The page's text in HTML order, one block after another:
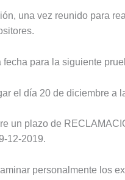
una vez reunido para
fecha para la siguiente
el día 20 de diciembre a
un plazo de
12-2019.
personalmente los